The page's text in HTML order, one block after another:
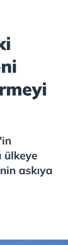
ülkeye
askıya